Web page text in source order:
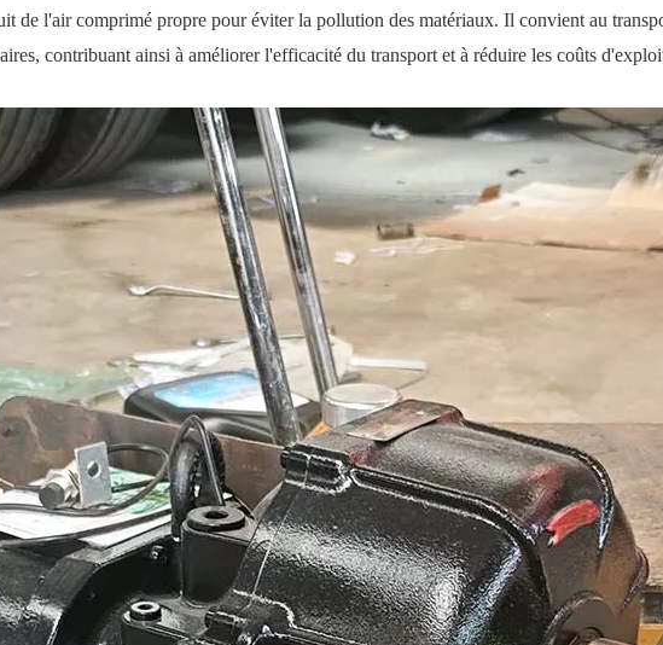
de l'air comprimé propre pour éviter la pollution des matériaux. Il convient au
contribuant ainsi à améliorer l'efficacité du transport et à réduire les coûts